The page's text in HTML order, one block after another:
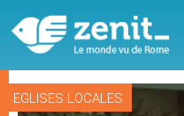
EGLISES LOCALES